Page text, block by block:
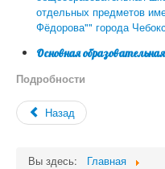
отдельных предметов
Фёдорова"" города
Основная
Подробности
Назад
Вы здесь:
Главная